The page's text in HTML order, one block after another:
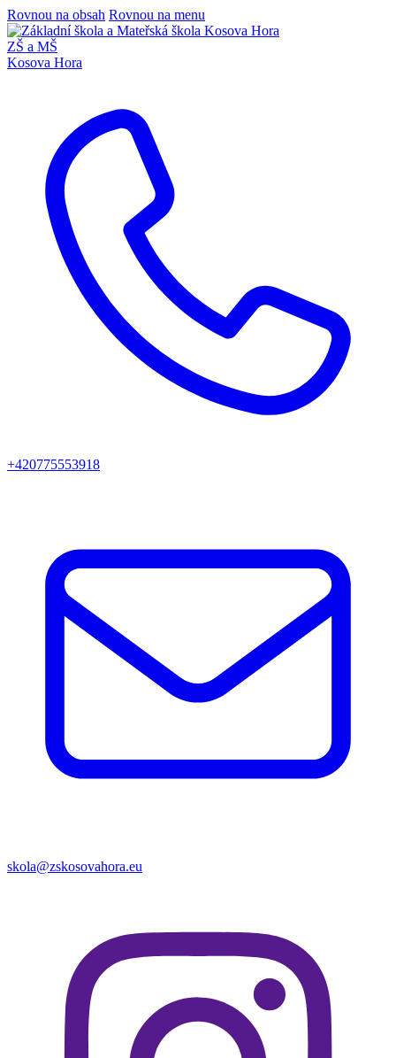
Rovnou na obsah Rovnou na menu
ZŠ a MŠ
Kosova Hora
+420775553918
skola@zskosovahora.eu